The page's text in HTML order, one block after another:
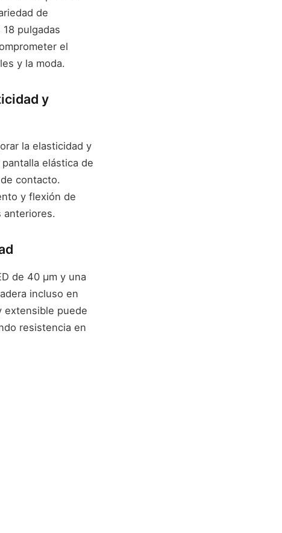
de
pulgadas
el
y la moda.
y
la elasticidad y
elástica de
contacto.
y flexión de
anteriores.
de 40 μm y una
incluso en
extensible puede
resistencia en